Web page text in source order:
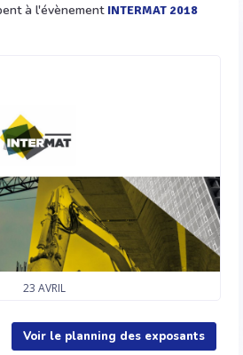
à l'évènement INTERMAT 2018
23 AVRIL
Voir le planning des exposants